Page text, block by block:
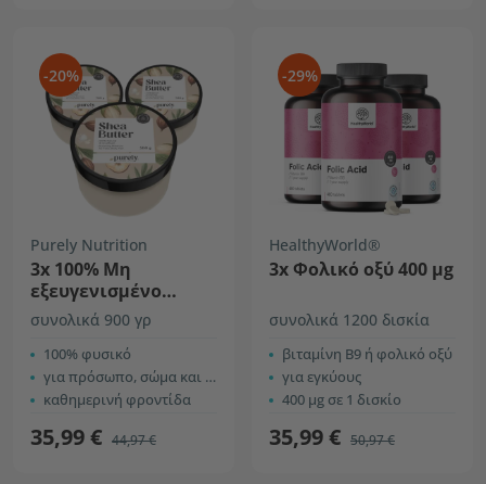
-20%
Purely Nutrition
3x 100% Mη
εξευγενισμένο
βούτυρο καριτέ
συνολικά 900 γρ
100% φυσικό
για πρόσωπο, σώμα και μαλλιά
καθημερινή φροντίδα
35,99 € 44,97 €
-29%
HealthyWorld®
3x Φολικό οξύ 400 µg
συνολικά 1200 δισκία
βιταμίνη Β9 ή φολικό οξύ
για εγκύους
400 µg σε 1 δισκίο
35,99 € 50,97 €